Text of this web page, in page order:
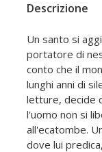
Descrizione
Un santo si
portatore di
conto che il
lunghi anni di
letture, decide
l'uomo non si
all'ecatombe.
dove lui